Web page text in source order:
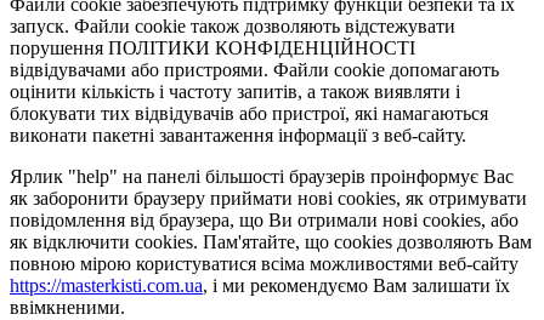
Файли cookie забезпечують підтримку функцій безпеки та їх
запуск. Файли cookie також дозволяють відстежувати
порушення ПОЛІТИКИ КОНФІДЕНЦІЙНОСТІ
відвідувачами або пристроями. Файли cookie допомагають
оцінити кількість і частоту запитів, а також виявляти і
блокувати тих відвідувачів або пристрої, які намагаються
виконати пакетні завантаження інформації з веб-сайту.
Ярлик "help" на панелі більшості браузерів проінформує Вас
як заборонити браузеру приймати нові cookies, як отримувати
повідомлення від браузера, що Ви отримали нові cookies, або
як відключити cookies. Пам'ятайте, що cookies дозволяють Вам
повною мірою користуватися всіма можливостями веб-сайту
https://masterkisti.com.ua, і ми рекомендуємо Вам залишати їх
ввімкненими.